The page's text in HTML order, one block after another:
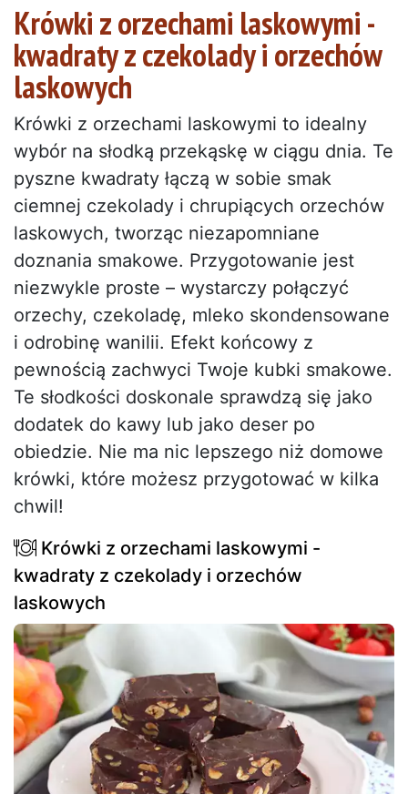
Krówki z orzechami laskowymi -
kwadraty z czekolady i orzechów
laskowych
Krówki z orzechami laskowymi to idealny
wybór na słodką przekąskę w ciągu dnia. Te
pyszne kwadraty łączą w sobie smak
ciemnej czekolady i chrupiących orzechów
laskowych, tworząc niezapomniane
doznania smakowe. Przygotowanie jest
niezwykle proste – wystarczy połączyć
orzechy, czekoladę, mleko skondensowane
i odrobinę wanilii. Efekt końcowy z
pewnością zachwyci Twoje kubki smakowe.
Te słodkości doskonale sprawdzą się jako
dodatek do kawy lub jako deser po
obiedzie. Nie ma nic lepszego niż domowe
krówki, które możesz przygotować w kilka
chwil!
Krówki z orzechami laskowymi -
kwadraty z czekolady i orzechów
laskowych